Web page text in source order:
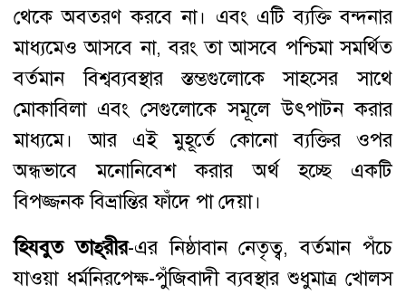
থেকে অবতরণ করবে না। এবং এটি ব্যক্তি বন্দনার
মাধ্যমেও আসবে না, বরং তা আসবে পশ্চিমা সমর্থিত
বর্তমান বিশ্বব্যবস্থার স্তম্ভগুলোকে সাহসের সাথে
মোকাবিলা এবং সেগুলোকে সমূলে উৎপাটন করার
মাধ্যমে। আর এই মুহূর্তে কোনো ব্যক্তির ওপর
অন্ধভাবে মনোনিবেশ করার অর্থ হচ্ছে একটি
বিপজ্জনক বিভ্রান্তির ফাঁদে পা দেয়া।
হিযবুত তাহ্‌রীর-এর নিষ্ঠাবান নেতৃত্ব, বর্তমান পঁচে
যাওয়া ধর্মনিরপেক্ষ-পুঁজিবাদী ব্যবস্থার শুধুমাত্র খোলস